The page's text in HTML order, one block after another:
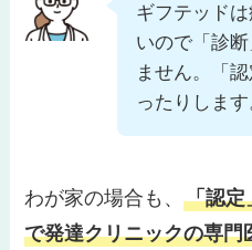
ギフテッド
いので「診
ません。「
ったりします
わが家の場合も、「認定
で発達クリニックの専門